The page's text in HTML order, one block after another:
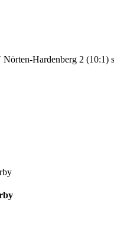
Hardenberg 2 (10:1)